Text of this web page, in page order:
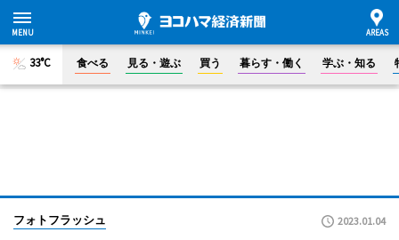
33°C 食べる 見る・遊ぶ 買う 暮らす・働く 学ぶ・知る
フォトフラッシュ 2023.01.04